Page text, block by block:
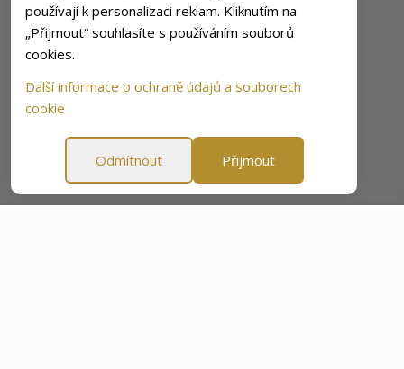
používají k personalizaci reklam. Kliknutím na
„Přijmout“ souhlasíte s používáním souborů
cookies.
Další informace o ochraně údajů a souborech
cookie
Odmítnout Přijmout